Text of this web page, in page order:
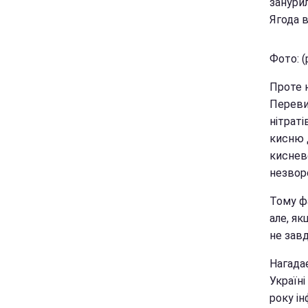
Ягода
Фото:
Проте
кисню
Тому
але,
не
року